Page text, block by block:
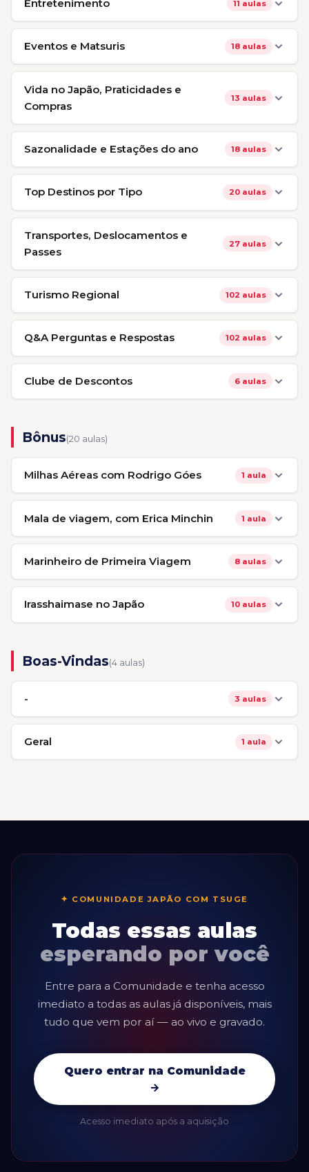
Entretenimento 11 aulas
Eventos e Matsuris 18 aulas
Vida no Japão, Praticidades e
Compras
13 aulas
Sazonalidade e Estações do ano 18 aulas
Top Destinos por Tipo 20 aulas
Transportes, Deslocamentos e
Passes
27 aulas
Turismo Regional 102 aulas
Q&A Perguntas e Respostas 102 aulas
Clube de Descontos 6 aulas
Bônus(20 aulas)
Milhas Aéreas com Rodrigo Góes 1 aula
Mala de viagem, com Erica Minchin 1 aula
Marinheiro de Primeira Viagem 8 aulas
Irasshaimase no Japão 10 aulas
Boas-Vindas(4 aulas)
- 3 aulas
Geral 1 aula
✦ COMUNIDADE JAPÃO COM TSUGE
Todas essas aulas
esperando por você
Entre para a Comunidade e tenha acesso
imediato a todas as aulas já disponíveis, mais
tudo que vem por aí — ao vivo e gravado.
Quero entrar na Comunidade
→
Acesso imediato após a aquisição